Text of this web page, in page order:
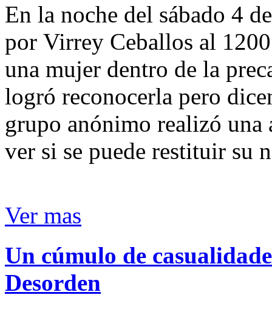
En la noche del sábado 4
por Virrey Ceballos al
una mujer dentro de la
logró reconocerla pero
grupo anónimo realizó
ver si se puede restituir su
Ver mas
Un cúmulo de
Desorden